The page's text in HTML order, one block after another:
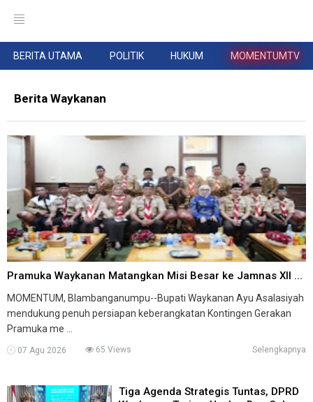
BERITA UTAMA POLITIK HUKUM MOMENTUMTV
Berita Waykanan
Pramuka Waykanan Matangkan Misi Besar ke Jamnas XII ...
MOMENTUM, Blambanganumpu--Bupati Waykanan Ayu Asalasiyah
mendukung penuh persiapan keberangkatan Kontingen Gerakan
Pramuka me ...
07 Agu 2026 65 Views Selengkapnya
Tiga Agenda Strategis Tuntas, DPRD